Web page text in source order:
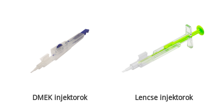
DMEK injektorok Lencse injektorok